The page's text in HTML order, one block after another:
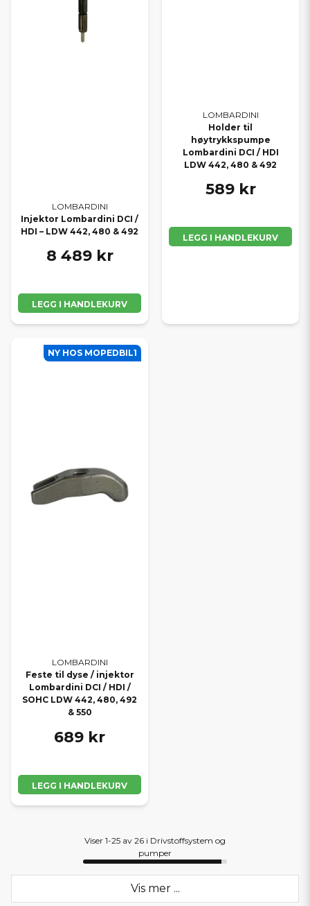
LOMBARDINI
Injektor Lombardini DCI /
HDI – LDW 442, 480 & 492
8 489 kr
LEGG I HANDLEKURV
LOMBARDINI
Holder til
høytrykkspumpe
Lombardini DCI / HDI
LDW 442, 480 & 492
589 kr
LEGG I HANDLEKURV
LOMBARDINI
Feste til dyse / injektor
Lombardini DCI / HDI /
SOHC LDW 442, 480, 492
& 550
689 kr
LEGG I HANDLEKURV
NY HOS MOPEDBIL1
Viser 1-25 av 26 i Drivstoffsystem og
pumper
Vis mer ...